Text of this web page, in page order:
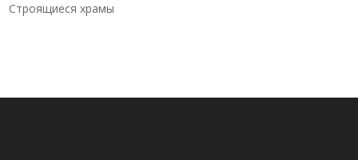
Строящиеся храмы